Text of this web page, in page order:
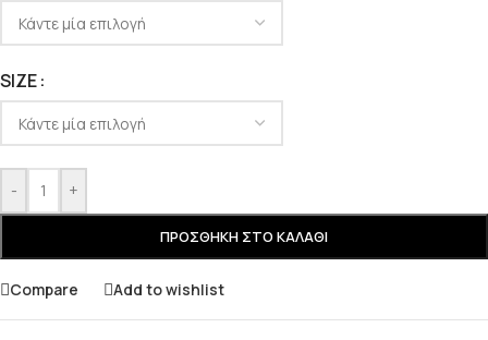
SIZE
- +
ΠΡΟΣΘΉΚΗ ΣΤΟ ΚΑΛΆΘΙ
Compare Add to wishlist